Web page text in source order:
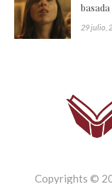
29 julio,
Copyrights ©